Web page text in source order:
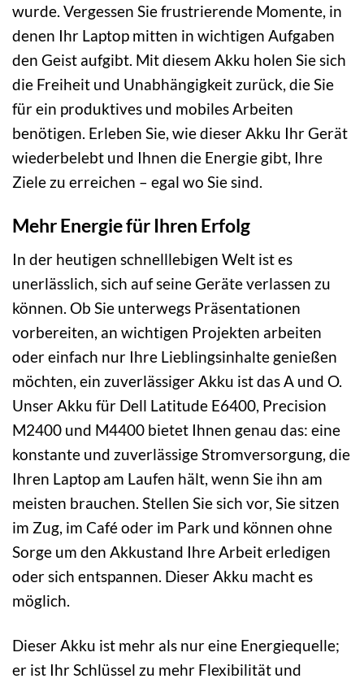
wurde. Vergessen Sie frustrierende Momente, in
denen Ihr Laptop mitten in wichtigen Aufgaben
den Geist aufgibt. Mit diesem Akku holen Sie sich
die Freiheit und Unabhängigkeit zurück, die Sie
für ein produktives und mobiles Arbeiten
benötigen. Erleben Sie, wie dieser Akku Ihr Gerät
wiederbelebt und Ihnen die Energie gibt, Ihre
Ziele zu erreichen – egal wo Sie sind.
Mehr Energie für Ihren Erfolg
In der heutigen schnelllebigen Welt ist es
unerlässlich, sich auf seine Geräte verlassen zu
können. Ob Sie unterwegs Präsentationen
vorbereiten, an wichtigen Projekten arbeiten
oder einfach nur Ihre Lieblingsinhalte genießen
möchten, ein zuverlässiger Akku ist das A und O.
Unser Akku für Dell Latitude E6400, Precision
M2400 und M4400 bietet Ihnen genau das: eine
konstante und zuverlässige Stromversorgung, die
Ihren Laptop am Laufen hält, wenn Sie ihn am
meisten brauchen. Stellen Sie sich vor, Sie sitzen
im Zug, im Café oder im Park und können ohne
Sorge um den Akkustand Ihre Arbeit erledigen
oder sich entspannen. Dieser Akku macht es
möglich.
Dieser Akku ist mehr als nur eine Energiequelle;
er ist Ihr Schlüssel zu mehr Flexibilität und